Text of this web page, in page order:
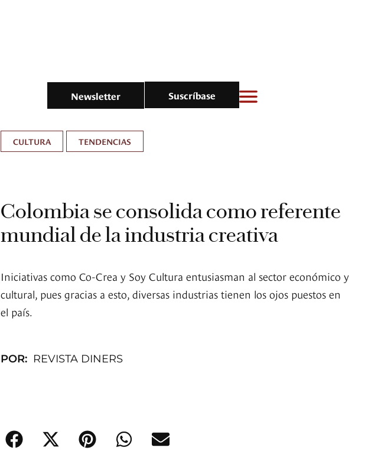
Newsletter Suscríbase
CULTURA TENDENCIAS
Colombia se consolida como referente
mundial de la industria creativa
Iniciativas como Co-Crea y Soy Cultura entusiasman al sector económico y
cultural, pues gracias a esto, diversas industrias tienen los ojos puestos en
el país.
POR: REVISTA DINERS